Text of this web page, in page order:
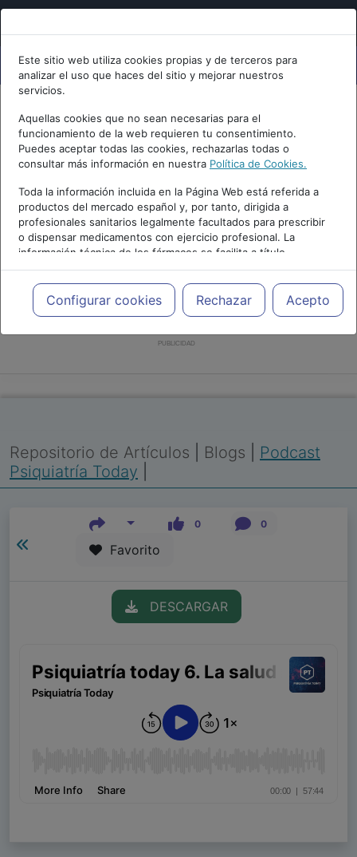
Este sitio web utiliza cookies propias y de terceros para
analizar el uso que haces del sitio y mejorar nuestros
servicios.
Aquellas cookies que no sean necesarias para el
funcionamiento de la web requieren tu consentimiento.
Puedes aceptar todas las cookies, rechazarlas todas o
consultar más información en nuestra Política de Cookies.
Toda la información incluida en la Página Web está referida a
productos del mercado español y, por tanto, dirigida a
profesionales sanitarios legalmente facultados para prescribir
o dispensar medicamentos con ejercicio profesional. La
información técnica de los fármacos se facilita a título
meramente informativo, siendo responsabilidad de los
profesionales facultados prescribir medicamentos y decidir, en
cada caso concreto, el tratamiento más adecuado a las
necesidades del paciente.
Configurar cookies Rechazar Acepto
PUBLICIDAD
Repositorio de Artículos Blogs
Podcast
Psiquiatría Today
0 0
Favorito
DESCARGAR